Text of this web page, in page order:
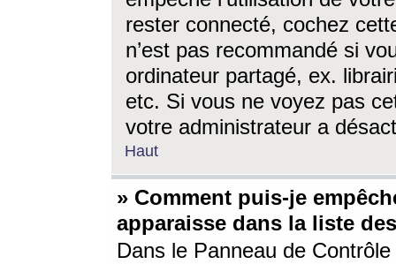
rester connecté, cochez
n’est pas recommandé si
ordinateur partagé, ex.
etc. Si vous ne voyez pas
votre administrateur a
Haut
» Comment puis-je
apparaisse dans la liste
Dans le Panneau de